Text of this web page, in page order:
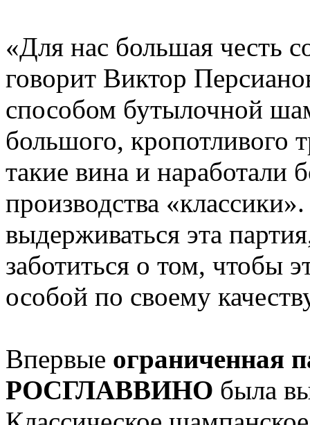
«Для нас большая честь
говорит Виктор
способом бутылочной
большого, кропотливого
такие вина и наработали
производства
выдерживаться эта
заботиться о том, чтобы
особой по своему
Впервые ограниченная
РОСГЛАВВИНО была